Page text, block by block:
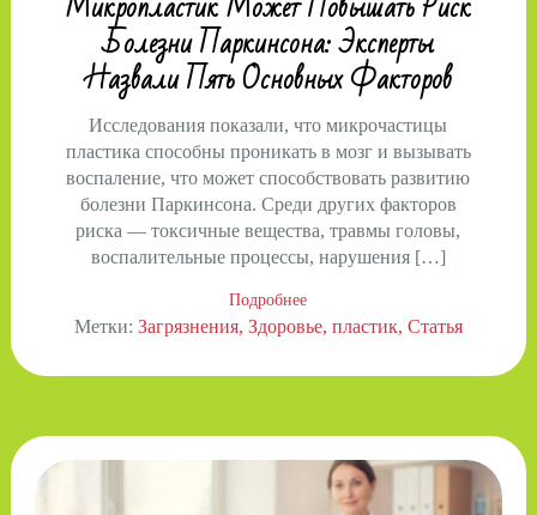
Болезни Паркинсона: Эксперты
Назвали Пять Основных Факторов
Исследования показали, что микрочастицы
пластика способны проникать в мозг и вызывать
воспаление, что может способствовать развитию
болезни Паркинсона. Среди других факторов
риска — токсичные вещества, травмы головы,
воспалительные процессы, нарушения […]
Подробнее
Метки: Загрязнения Здоровье пластик Статья